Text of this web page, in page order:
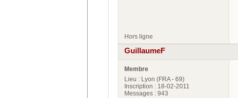
Hors ligne
GuillaumeF
Membre
Lieu : Lyon (FRA - 69)
Inscription : 18-02-2011
Messages : 943